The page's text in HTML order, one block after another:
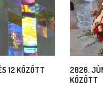
12 KÖZÖTT
2026.
KÖZÖTT